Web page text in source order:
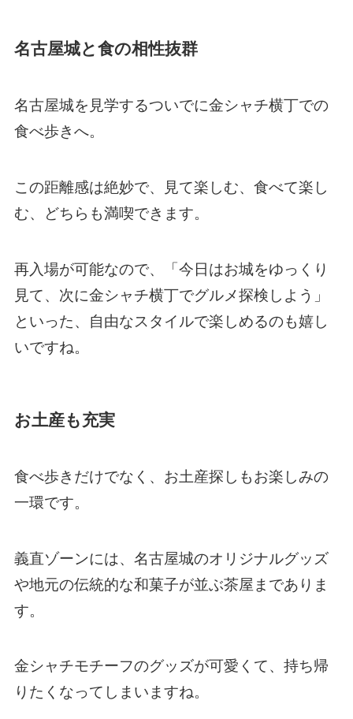
名古屋城と食の相性抜群
名古屋城を見学するついでに金シャチ横丁での
食べ歩きへ。
この距離感は絶妙で、見て楽しむ、食べて楽し
む、どちらも満喫できます。
再入場が可能なので、「今日はお城をゆっくり
見て、次に金シャチ横丁でグルメ探検しよう」
といった、自由なスタイルで楽しめるのも嬉し
いですね。
お土産も充実
食べ歩きだけでなく、お土産探しもお楽しみの
一環です。
義直ゾーンには、名古屋城のオリジナルグッズ
や地元の伝統的な和菓子が並ぶ茶屋までありま
す。
金シャチモチーフのグッズが可愛くて、持ち帰
りたくなってしまいますね。